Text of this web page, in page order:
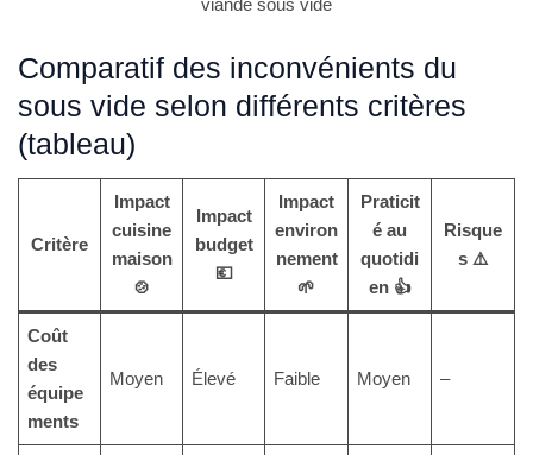
viande sous vide
Comparatif des inconvénients du
sous vide selon différents critères
(tableau)
Critère
Impact
cuisine
maison
🍲
Impact
budget
💶
Impact
environ
nement
🌱
Praticit
é au
quotidi
en 👍
Risque
s ⚠️
Coût
des
équipe
ments
Moyen Élevé Faible Moyen –